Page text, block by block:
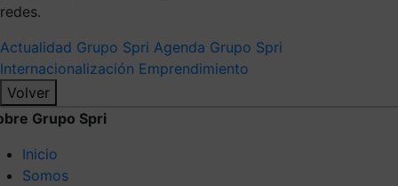
redes.
Actualidad Grupo Spri Agenda Grupo Spri
Internacionalización Emprendimiento
Volver
Grupo Spri
Inicio
Somos